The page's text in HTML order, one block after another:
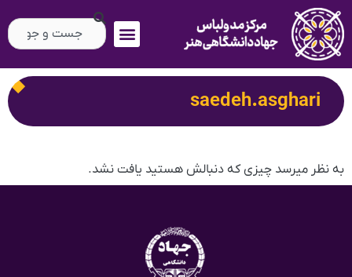
saedeh.asghari
به نظر میرسد چیزی که دنبالش هستید یافت نشد.